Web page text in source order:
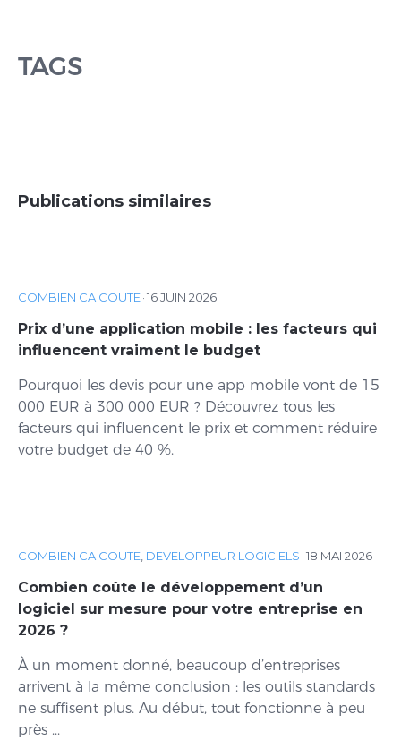
TAGS
Publications similaires
COMBIEN CA COUTE·16 JUIN 2026
Prix d’une application mobile : les facteurs qui
influencent vraiment le budget
Pourquoi les devis pour une app mobile vont de 15
000 EUR à 300 000 EUR ? Découvrez tous les
facteurs qui influencent le prix et comment réduire
votre budget de 40 %.
COMBIEN CA COUTE, DEVELOPPEUR LOGICIELS ·18 MAI 2026
Combien coûte le développement d’un
logiciel sur mesure pour votre entreprise en
2026 ?
À un moment donné, beaucoup d’entreprises
arrivent à la même conclusion : les outils standards
ne suffisent plus. Au début, tout fonctionne à peu
près ...